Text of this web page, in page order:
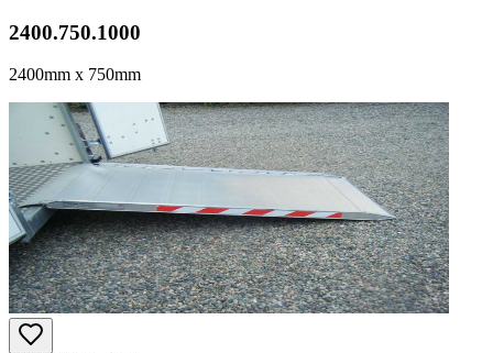
2400.750.1000
2400mm x 750mm